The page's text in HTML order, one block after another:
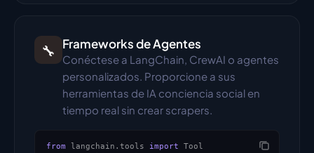
🔧 Frameworks de Agentes
Conéctese a LangChain, CrewAI o agentes
personalizados. Proporcione a sus
herramientas de IA conciencia social en
tiempo real sin crear scrapers.
from langchain.tools import Tool